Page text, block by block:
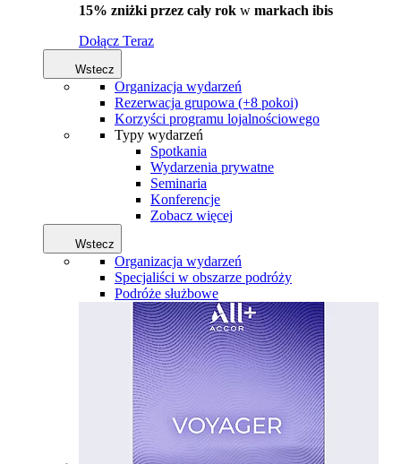
15% zniżki przez cały rok w markach ibis
Dołącz Teraz
Wstecz
Organizacja wydarzeń
Rezerwacja grupowa (+8 pokoi)
Korzyści programu lojalnościowego
Typy wydarzeń
Spotkania
Wydarzenia prywatne
Seminaria
Konferencje
Zobacz więcej
Wstecz
Organizacja wydarzeń
Specjaliści w obszarze podróży
Podróże służbowe